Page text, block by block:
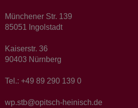
Münchener Str. 139
85051 Ingolstadt
Kaiserstr. 36
90403 Nürnberg
Tel.: +49 89 290 139 0
wp.stb@opitsch-heinisch.de